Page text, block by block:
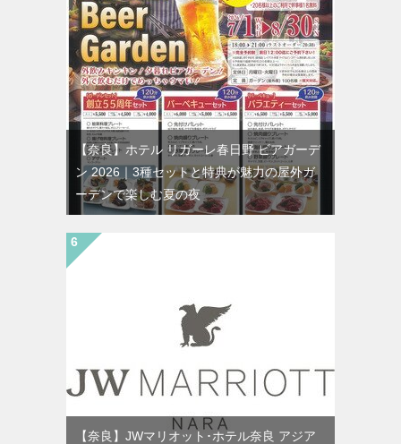
【奈良】ホテル リガーレ春日野 ビアガーデ
ン 2026｜3種セットと特典が魅力の屋外ガ
ーデンで楽しむ夏の夜
【奈良】JWマリオット･ホテル奈良 アジア